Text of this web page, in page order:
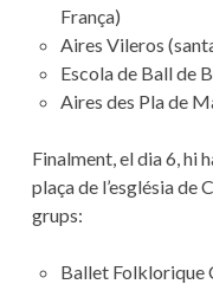
França)
Aires Vileros
Escola de Ball de
Aires des Pla de
Finalment, el dia 6, hi
plaça de l’església de
grups:
Ballet Folklorique